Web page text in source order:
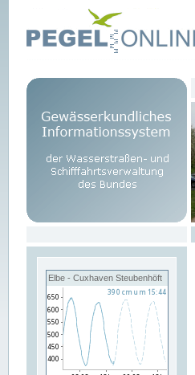
Elbe - Cuxhaven Steubenhöft